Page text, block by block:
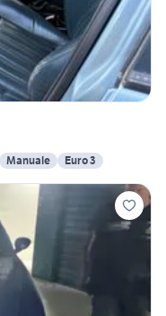
Manuale Euro 3